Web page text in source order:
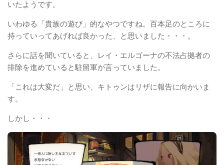
いたようです。
いわゆる「貴族の遊び」的なやつですね。百本足のところに
持っていってあげれば良かった、と思いました・・・。
さらに話を聞いていると、レイ・エルゴーナの不法占拠者の
排除を進めていると駐留軍が言っていました。
「これは大変だ」と思い、キトゥンはリザに報告に向かいま
す。
しかし・・・